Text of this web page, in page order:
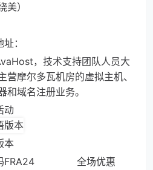
）
：
，技术支持团队人员大
营摩尔多瓦机房的虚拟主机、
和域名注册业务。
动
本
码FRA24 全场优惠